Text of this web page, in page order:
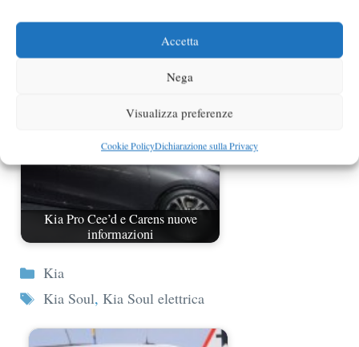
Accetta
Nega
Visualizza preferenze
Cookie PolicyDichiarazione sulla Privacy
Kia Soul Model Year 2012
Kia Pro Cee’d e Carens nuove
informazioni
Categorie
Kia
Tag
Kia Soul, Kia Soul elettrica